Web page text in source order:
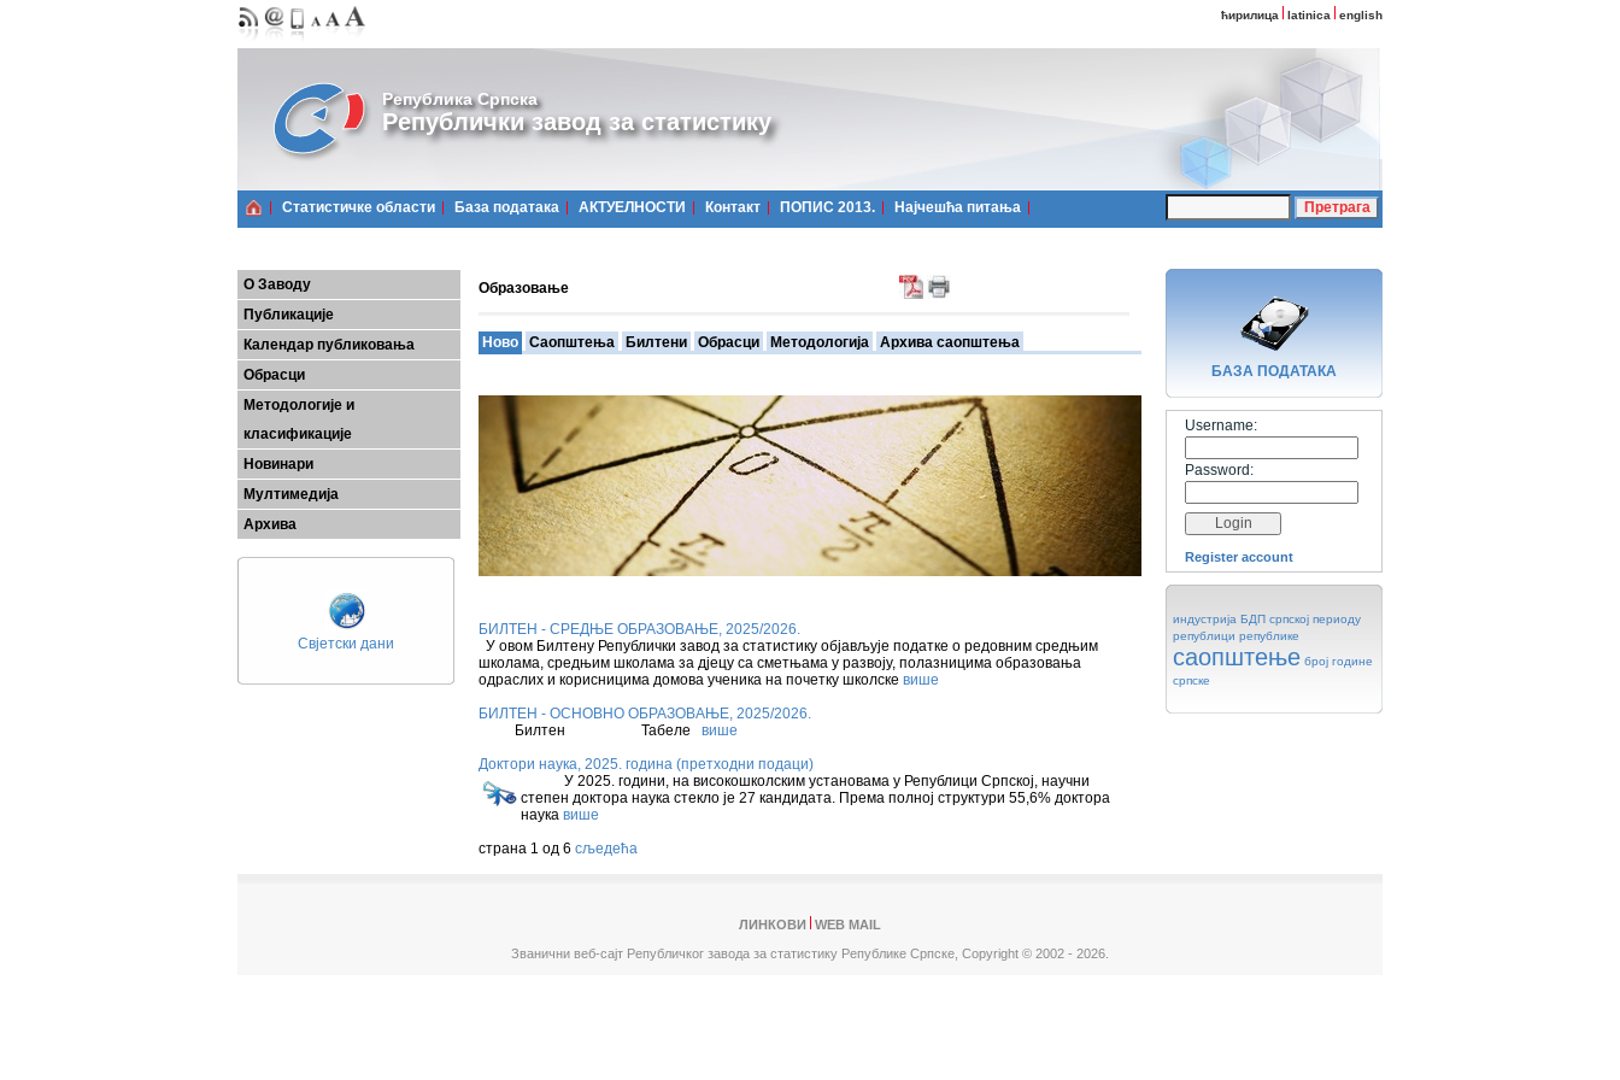
ћирилица latinica english
Република Српска
Републички завод за статистику
Статистичке области Базa података АКТУЕЛНОСТИ Контакт ПОПИС 2013. Најчешћa питања
О Заводу
Публикације
Календар публиковања
Обрасци
Методологије и
класификације
Новинари
Мултимедија
Архива
Свјетски дани
Образовање
Ново Саопштења Билтени Обрасци Методологија Архива саопштења
БИЛТЕН - СРЕДЊЕ ОБРАЗОВАЊЕ, 2025/2026.
У овом Билтену Републички завод за статистику објављује податке о редовним средњим
школама, средњим школама за дјецу са сметњама у развоју, полазницима образовања
одраслих и корисницима домова ученика на почетку школске више
БИЛТЕН - ОСНОВНО ОБРАЗОВАЊЕ, 2025/2026.
Билтен Табеле
више
Доктори наука, 2025. година (претходни подаци)
У 2025. години, на високошколским установама у Републици Српској, научни
степен доктора наука стекло је 27 кандидата. Према полној структури 55,6% доктора
наука више
страна 1 од 6 сљедећа
БАЗA ПОДАТАКА
Username:
Password:
Register account
индустрија БДП српској периоду
републици републике
саопштење број године
српске
ЛИНКОВИ
WEB MAIL
Званични веб-сајт Републичког завода за статистику Републике Српске, Copyright © 2002 - 2026.